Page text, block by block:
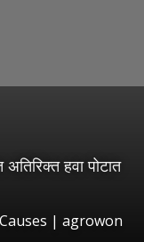
हवा पोटात
| agrowon